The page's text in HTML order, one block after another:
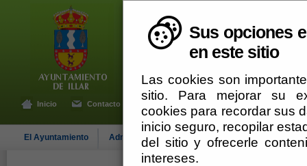
Sus opciones
en este sitio
Las cookies son
sitio. Para mejorar su
cookies para recordar sus
inicio seguro, recopilar
del sitio y ofrecerle
intereses.
Inicio Contacto
El Ayuntamiento Administración-e Que Hacer Cuando